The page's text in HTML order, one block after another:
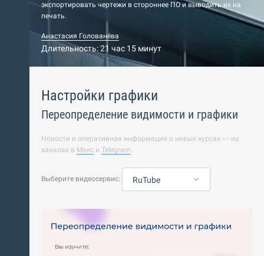
экспортировать чертежи в стороннее ПО и выводить их на
печать.
Анастасия Голованёва
Длительность: 21 час 15 минут
Настройки графики
Переопределение видимости и графики
Новости и оперативная информация о новых курсах — на
каналах в Макс и Telegram.
Выберите видеосервис: RuTube